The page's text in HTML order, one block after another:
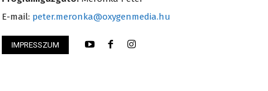
– operatőr-vágó
E-mail: peter.meronka@oxygenmedia.hu
IMPRESSZUM